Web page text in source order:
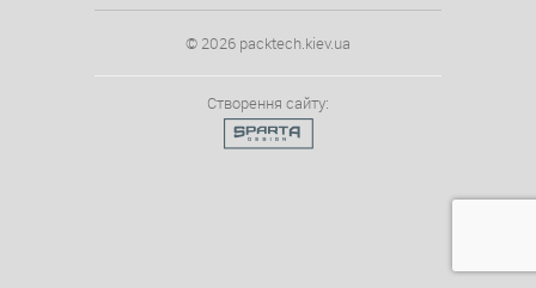
© 2026 packtech.kiev.ua
Створення сайту: